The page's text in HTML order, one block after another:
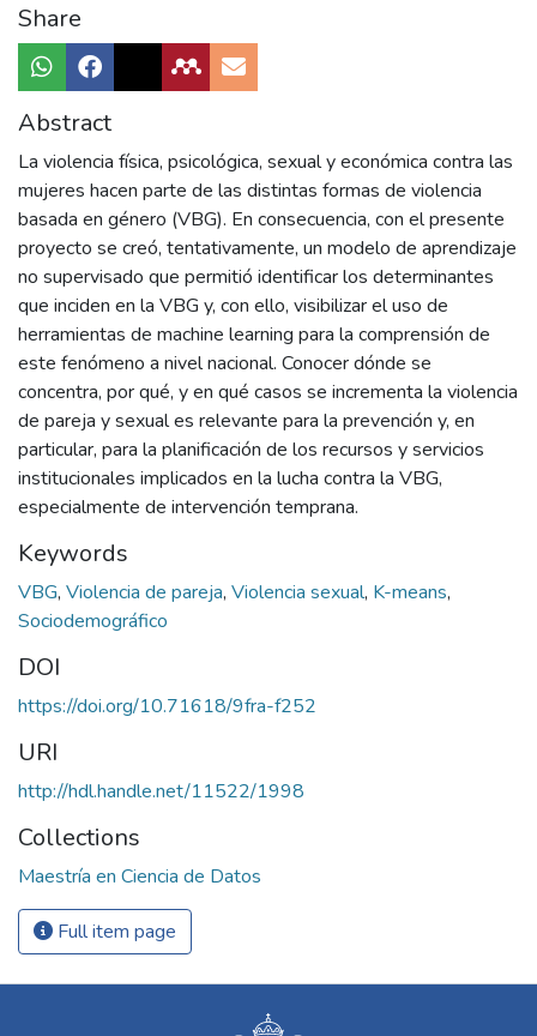
Share
Abstract
La violencia física, psicológica, sexual y económica contra las
mujeres hacen parte de las distintas formas de violencia
basada en género (VBG). En consecuencia, con el presente
proyecto se creó, tentativamente, un modelo de aprendizaje
no supervisado que permitió identificar los determinantes
que inciden en la VBG y, con ello, visibilizar el uso de
herramientas de machine learning para la comprensión de
este fenómeno a nivel nacional. Conocer dónde se
concentra, por qué, y en qué casos se incrementa la violencia
de pareja y sexual es relevante para la prevención y, en
particular, para la planificación de los recursos y servicios
institucionales implicados en la lucha contra la VBG,
especialmente de intervención temprana.
Keywords
VBG, Violencia de pareja, Violencia sexual, K-means,
Sociodemográfico
DOI
https://doi.org/10.71618/9fra-f252
URI
http://hdl.handle.net/11522/1998
Collections
Maestría en Ciencia de Datos
Full item page